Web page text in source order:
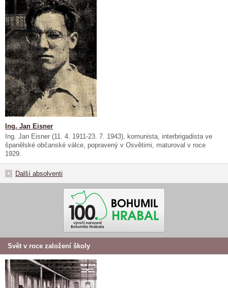
Ing. Jan Eisner
Ing. Jan Eisner (11. 4. 1911-23. 7. 1943), komunista, interbrigadista ve
španělské občanské válce, popravený v Osvětimi, maturoval v roce
1929.
Další absolventi
Svět v roce založení školy